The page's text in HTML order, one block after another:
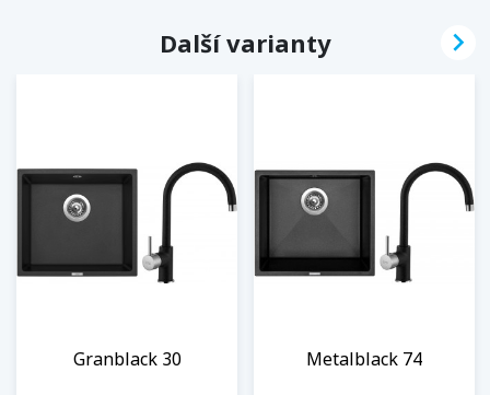
Další varianty
Granblack 30 Metalblack 74
